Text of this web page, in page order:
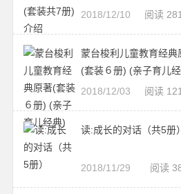
阅读
2018/12/10
蒙台梭利儿童教育经典
(套装６册) (亲子育儿
阅读
2018/12/03
读:成长的对话（共5册）
阅读
2018/11/29